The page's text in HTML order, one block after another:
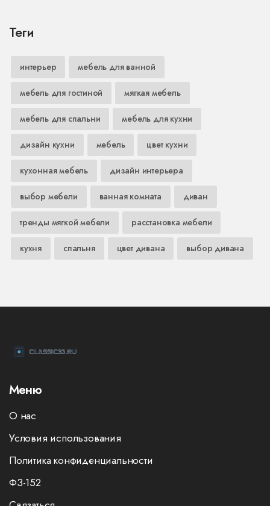
Теги
интерьер мебель для ванной
мебель для гостиной мягкая мебель
мебель для спальни мебель для кухни
дизайн кухни мебель цвет кухни
кухонная мебель дизайн интерьера
выбор мебели ванная комната диван
тренды мягкой мебели расстановка мебели
кухня спальня цвет дивана выбор дивана
Меню
О нас
Условия использования
Политика конфиденциальности
ФЗ-152